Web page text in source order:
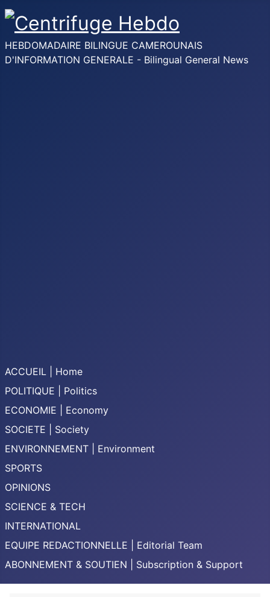
HEBDOMADAIRE BILINGUE CAMEROUNAIS
D'INFORMATION GENERALE - Bilingual General News
ACCUEIL | Home
POLITIQUE | Politics
ECONOMIE | Economy
SOCIETE | Society
ENVIRONNEMENT | Environment
SPORTS
OPINIONS
SCIENCE & TECH
INTERNATIONAL
EQUIPE REDACTIONNELLE | Editorial Team
ABONNEMENT & SOUTIEN | Subscription & Support